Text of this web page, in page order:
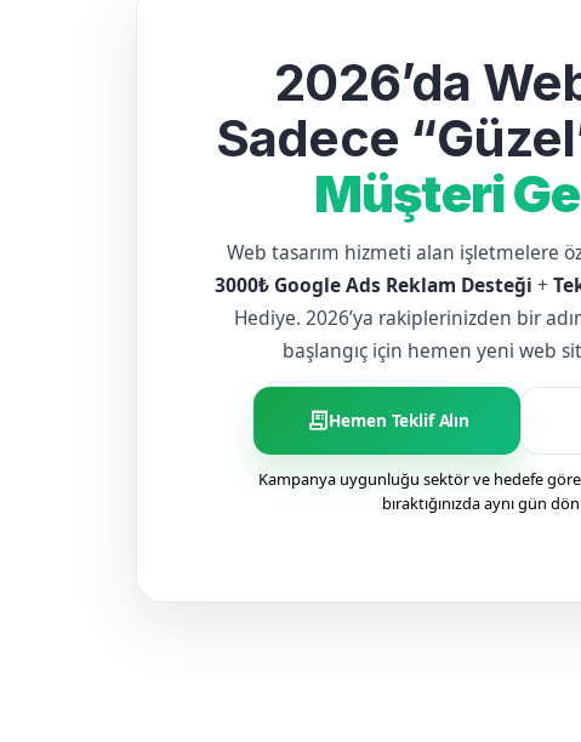
2026’da
Sadece
Müşteri
Web tasarım hizmeti alan işletmelere
3000₺ Google Ads Reklam Desteği +
Hediye. 2026’ya rakiplerinizden bir
başlangıç için hemen yeni web
receipt_longHemen Teklif Alın
Kampanya uygunluğu sektör ve hedefe
bıraktığınızda aynı gün